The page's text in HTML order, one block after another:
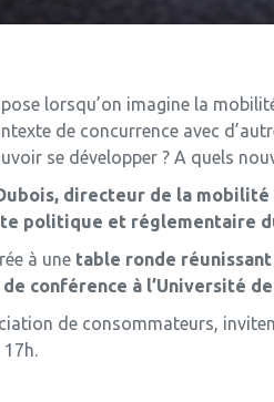
lorsqu’on imagine la
de concurrence avec
se développer ? A quels
directeur de la mobilité
politique et réglementaire
à une table ronde
conférence à l’Université
de consommateurs,